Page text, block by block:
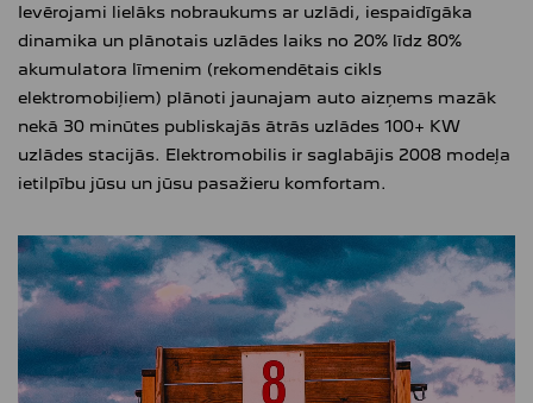
Ievērojami lielāks nobraukums ar uzlādi, iespaidīgāka
dinamika un plānotais uzlādes laiks no 20% līdz 80%
akumulatora līmenim (rekomendētais cikls
elektromobiļiem) plānoti jaunajam auto aizņems mazāk
nekā 30 minūtes publiskajās ātrās uzlādes 100+ KW
uzlādes stacijās. Elektromobilis ir saglabājis 2008 modeļa
ietilpību jūsu un jūsu pasažieru komfortam.